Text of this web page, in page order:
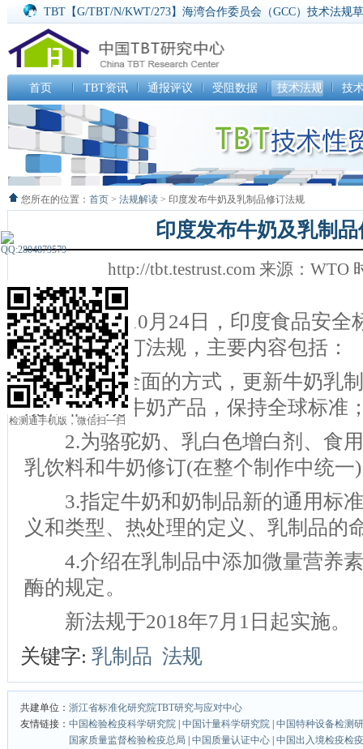
TBT【G/TBT/N/KWT/273】海湾合作委员会（GCC）技术法规
TBT【G/TBT/N/CZE/184】饲料法某些规定实施令草案
TBT【G/TBT/N/CHL/307】食品卫生法第186和192条修订提案
SPS【G/SPS/N/ARE/53】撤销关于阿联酋进口匈牙利家养和野
SPS【G/SPS/N/ARE/54】撤销关于阿联酋进口俄罗斯联邦家养
SPS【G/SPS/N/KOR/506】食品和药物法案检测和检验执行法规
首页 TBT资讯 通报评议 受阻数据 技术法规 技
您所在的位置： 首页 > 法规解读 > 印度发布牛奶及乳制品修订法规
印度发布牛奶及乳制
http://tbt.testrust.com 来源：WTO
2017年10月24日，印度食品安全
及乳制品修订法规，主要内容包括：
1.以更全面的方式，更新牛奶乳制
规和非常规牛奶产品，保持全球标准
2.为骆驼奶、乳白色增白剂、食用
乳饮料和牛奶修订(在整个制作中统一
3.指定牛奶和奶制品新的通用标准
义和类型、热处理的定义、乳制品的
4.介绍在乳制品中添加微量营养素
酶的规定。
新法规于2018年7月1日起实施。
关键字: 乳制品 法规
共建单位： 浙江省标准化研究院TBT研究与应对中心
友情链接： 中国检验检疫科学研究院 中国计量科学研究院 中国特种设备检测
国家质量监督检验检疫总局
中国质量认证中心 中国出入境检疫检
检测通手机版，微信扫一扫